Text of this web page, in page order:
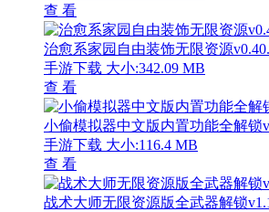
查 看
治愈系家园自由装饰无限资源
手游下载 大小:342.09 MB
查 看
小偷模拟器中文版内置功能全解锁
手游下载 大小:116.4 MB
查 看
战术大师无限资源版全武器解锁